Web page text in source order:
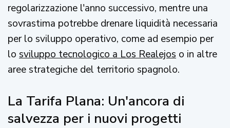
regolarizzazione l'anno successivo, mentre una
sovrastima potrebbe drenare liquidità necessaria
per lo sviluppo operativo, come ad esempio per
lo sviluppo tecnologico a Los Realejos o in altre
aree strategiche del territorio spagnolo.
La Tarifa Plana: Un'ancora di
salvezza per i nuovi progetti